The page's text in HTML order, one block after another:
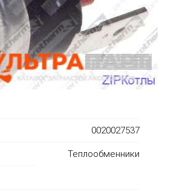
0020027537
Теплообменники